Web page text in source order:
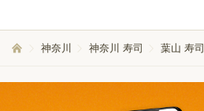
神奈川 神奈川 寿司 葉山 寿司